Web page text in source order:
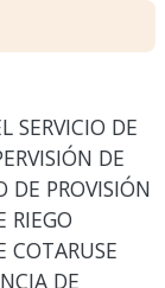
SERVICIO DE
DE
DE PROVISIÓN
RIEGO
COTARUSE
DE